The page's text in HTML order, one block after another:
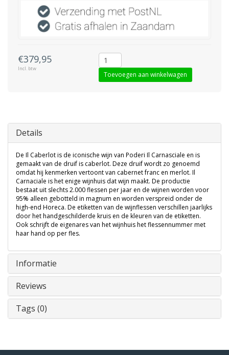
€379,95
Incl. btw
Toevoegen aan winkelwagen
Details
De Il Caberlot is de iconische wijn van Poderi Il Carnasciale en is
gemaakt van de druif is caberlot. Deze druif wordt zo genoemd
omdat hij kenmerken vertoont van cabernet franc en merlot. Il
Carnaciale is het enige wijnhuis dat wijn maakt. De productie
bestaat uit slechts 2.000 flessen per jaar en de wijnen worden voor
95% alleen gebotteld in magnum en worden verspreid onder de
high-end Horeca. De etiketten van de wijnflessen verschillen jaarlijks
door het handgeschilderde kruis en de kleuren van de etiketten.
Ook schrijft de eigenares van het wijnhuis het flessennummer met
haar hand op per fles.
Informatie
Reviews
Tags (0)